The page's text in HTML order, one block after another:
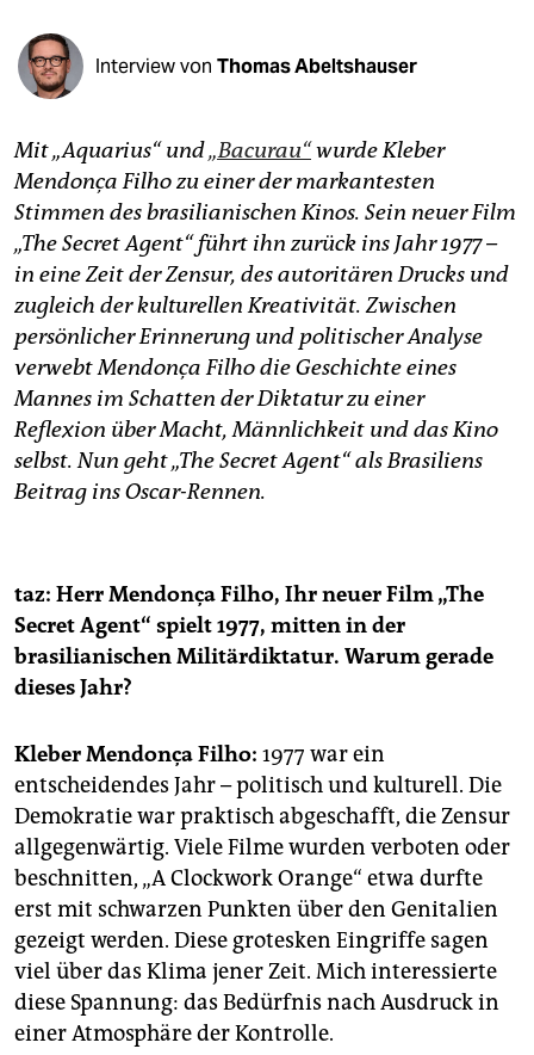
abo
epaper login
Interview von Thomas Abeltshauser
Mit „Aquarius“ und„Bacurau“wurde Kleber
Mendonça Filho zu einer der markantesten
Stimmen des brasilianischen Kinos. Sein neuer Film
„The Secret Agent“ führt ihn zurück ins Jahr 1977 –
in eine Zeit der Zensur, des autoritären Drucks und
zugleich der kulturellen Kreativität. Zwischen
persönlicher Erinnerung und politischer Analyse
verwebt Mendonça Filho die Geschichte eines
Mannes im Schatten der Diktatur zu einer
Reflexion über Macht, Männlichkeit und das Kino
selbst. Nun geht „The Secret Agent“ als Brasiliens
Beitrag ins Oscar-Rennen.
taz: Herr Mendonça Filho, Ihr neuer Film „The
Secret Agent“ spielt 1977, mitten in der
brasilianischen Militärdiktatur. Warum gerade
dieses Jahr?
Kleber Mendonça Filho: 1977 war ein
entscheidendes Jahr – politisch und kulturell. Die
Demokratie war praktisch abgeschafft, die Zensur
allgegenwärtig. Viele Filme wurden verboten oder
beschnitten, „A Clockwork Orange“ etwa durfte
erst mit schwarzen Punkten über den Genitalien
gezeigt werden. Diese grotesken Eingriffe sagen
viel über das Klima jener Zeit. Mich interessierte
diese Spannung: das Bedürfnis nach Ausdruck in
einer Atmosphäre der Kontrolle.